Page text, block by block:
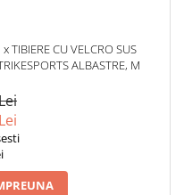
x TIBIERE CU VELCRO SUS
ALBASTRE, M